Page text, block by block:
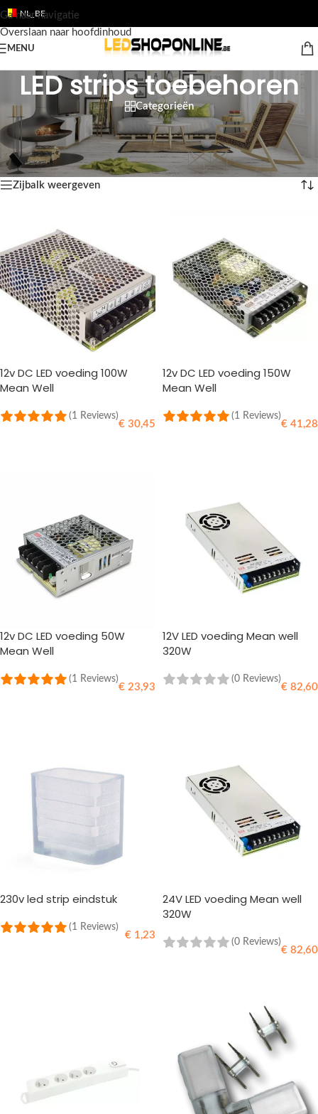
Ga naar navigatie
Overslaan naar hoofdinhoud
NL_BE
MENU
LED strips toebehoren
Categorieën
Home/ Shop/Producten LED STRIPS/LED strips toebehoren/
Pagina 2
Resultaat 13–24 van de 53 resultaten wordt getoond
Zijbalk weergeven
12v DC LED voeding 100W
Mean Well
(1 Reviews)
€ 30,45
12v DC LED voeding 150W
Mean Well
(1 Reviews)
€ 41,28
12v DC LED voeding 50W
Mean Well
(1 Reviews)
€ 23,93
12V LED voeding Mean well
320W
(0 Reviews)
€ 82,60
230v led strip eindstuk
(1 Reviews)
€ 1,23
24V LED voeding Mean well
320W
(0 Reviews)
€ 82,60